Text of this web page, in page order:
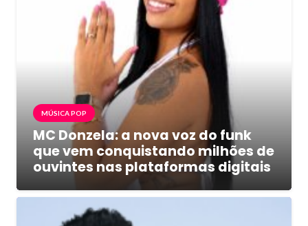
MÚSICA POP
MC Donzela: a nova voz do funk
que vem conquistando milhões de
ouvintes nas plataformas digitais